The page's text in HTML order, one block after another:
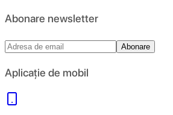
Abonare newsletter
Abonare
Aplicație de mobil